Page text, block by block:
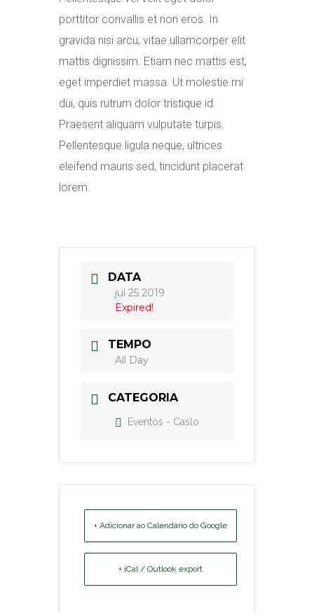
porttitor convallis et non eros. In
gravida nisi arcu, vitae ullamcorper elit
mattis dignissim. Etiam nec mattis est,
eget imperdiet massa. Ut molestie mi
dui, quis rutrum dolor tristique id.
Praesent aliquam vulputate turpis.
Pellentesque ligula neque, ultrices
eleifend mauris sed, tincidunt placerat
lorem.
DATA
jul 25 2019
Expired!
TEMPO
All Day
CATEGORIA
Eventos - Caslo
+ Adicionar ao Calendário do Google
+ iCal / Outlook export